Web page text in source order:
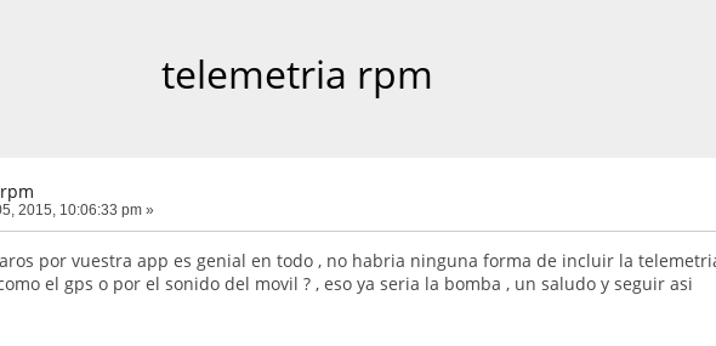
telemetria rpm
2015, 10:06:33 pm »
por vuestra app es genial en todo , no habria ninguna forma de incluir la
el gps o por el sonido del movil ? , eso ya seria la bomba , un saludo y seguir asi